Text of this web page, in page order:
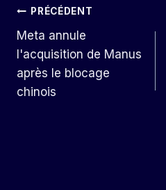
Navigation
De
L’article
PRÉCÉDENT
Meta annule
l'acquisition de Manus
après le blocage
chinois